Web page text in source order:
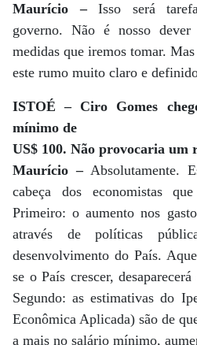
Maurício –Isso será
governo. Não é nosso
medidas que iremos tomar.
este rumo muito claro e
ISTOÉ – Ciro Gomes
mínimo de
US$ 100. Não provocaria um
Maurício –Absolutamente.
cabeça dos economistas
Primeiro: o aumento nos
através de políticas
desenvolvimento do País.
se o País crescer,
Segundo: as estimativas do
Econômica Aplicada) são de
a mais no salário mínimo,